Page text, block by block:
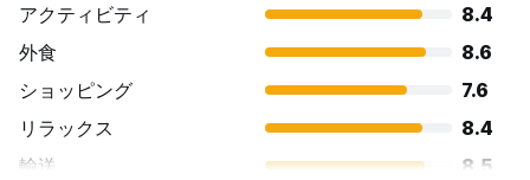
アクティビティ
8.4
外食
8.6
ショッピング
7.6
リラックス
8.4
輸送
8.5